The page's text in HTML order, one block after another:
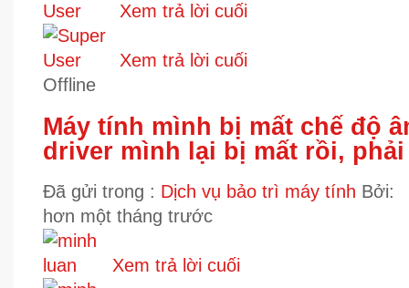
Xem trả lời cuối
Xem trả lời cuối
Offline
Máy tính mình bị mất chế độ
driver mình lại bị mất rồi,
Đã gửi trong : Dịch vụ bảo trì máy tính Bởi:
hơn một tháng trước
Xem trả lời cuối